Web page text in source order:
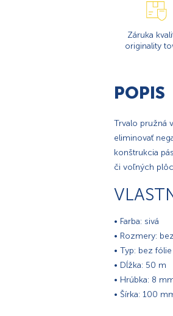
Záruka
originality
POPIS
Trvalo pružná
eliminovať
konštrukcia
či voľných
• Farba: sivá
• Rozmery:
• Typ: bez fólie
• Dĺžka: 50 m
• Hrúbka: 8
• Šírka: 100